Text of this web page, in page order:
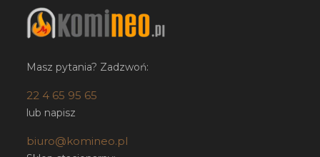
Masz pytania? Zadzwoń:
22 4 65 95 65
lub napisz
biuro@komineo.pl